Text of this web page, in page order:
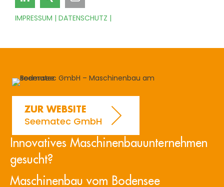
IMPRESSUM | DATENSCHUTZ |
ZUR WEBSITE
Seematec GmbH
Innovatives Maschinenbauunternehmen
gesucht?
Maschinenbau vom Bodensee